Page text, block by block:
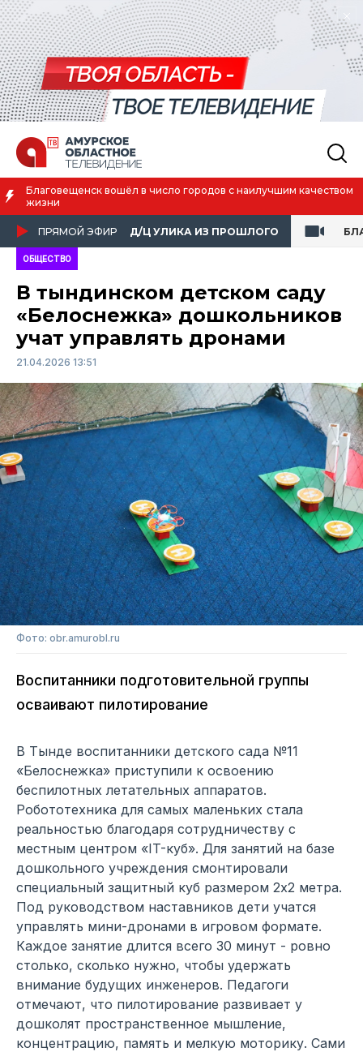
Благовещенск вошёл в число городов с наилучшим качеством
жизни
ПРЯМОЙ ЭФИР Д/Ц УЛИКА ИЗ ПРОШЛОГО
ОБЩЕСТВО
В тындинском детском саду
«Белоснежка» дошкольников
учат управлять дронами
21.04.2026 13:51
Фото: obr.amurobl.ru
Воспитанники подготовительной группы
осваивают пилотирование
В Тынде воспитанники детского сада №11
«Белоснежка» приступили к освоению
беспилотных летательных аппаратов.
Робототехника для самых маленьких стала
реальностью благодаря сотрудничеству с
местным центром «IT-куб». Для занятий на базе
дошкольного учреждения смонтировали
специальный защитный куб размером 2х2 метра.
Под руководством наставников дети учатся
управлять мини-дронами в игровом формате.
Каждое занятие длится всего 30 минут - ровно
столько, сколько нужно, чтобы удержать
внимание будущих инженеров. Педагоги
отмечают, что пилотирование развивает у
дошколят пространственное мышление,
концентрацию, память и мелкую моторику. Сами